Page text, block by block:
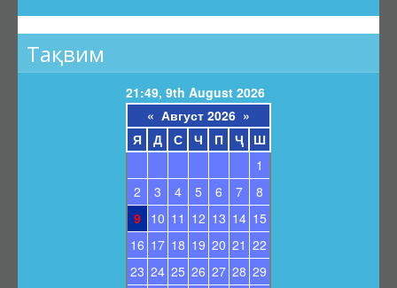
Тақвим
21:49, 9th August 2026
« Август 2026 »
Я
Д С Ч П Ҷ
Ш
1
2
3 4 5 6 7
8
9 10 11 12 13 14 15
16 17 18 19 20 21 22
23 24 25 26 27 28 29